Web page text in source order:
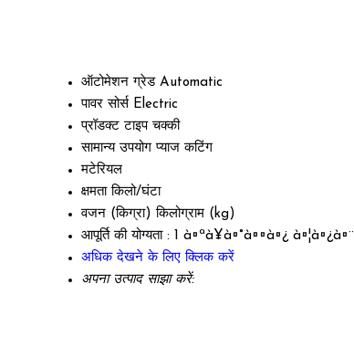
ऑटोमेशन ग्रेड Automatic
पावर सोर्स Electric
प्रॉडक्ट टाइप चक्की
सामान्य उपयोग प्याज कटिंग
मटेरियल
क्षमता किलो/घंटा
वजन (किग्रा) किलोग्राम (kg)
आपूर्ति की योग्यता : 1 à¤ªà¥à¤°à¤¤à¤¿ à¤¦à¤¿à¤¨
अधिक देखने के लिए क्लिक करें
अपना उत्पाद साझा करें: